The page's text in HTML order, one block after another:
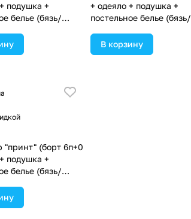
подушка +
белье (бязь/
+ одеяло + подушка +
постельное белье (бязь/
в ассортименте.
В корзину
"принт" (борт 6п+0
подушка +
белье (бязь/